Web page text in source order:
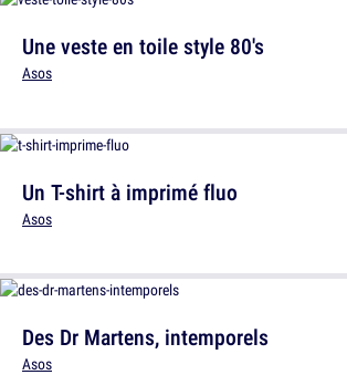
Une veste en toile style 80's
Asos
Des Dr Martens, intemporels
Asos
Un T-shirt à imprimé fluo
Asos